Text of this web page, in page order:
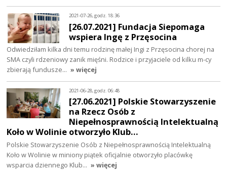
2021-07-26, godz. 18:36
[26.07.2021] Fundacja Siepomaga
wspiera Ingę z Przęsocina
Odwiedziłam kilka dni temu rodzinę małej Ingi z Przęsocina chorej na
SMA czyli rdzeniowy zanik mięśni. Rodzice i przyjaciele od kilku m-cy
zbierają fundusze… » więcej
2021-06-28, godz. 06:48
[27.06.2021] Polskie Stowarzyszenie
na Rzecz Osób z
Niepełnosprawnością Intelektualną
Koło w Wolinie otworzyło Klub…
Polskie Stowarzyszenie Osób z Niepełnosprawnością Intelektualną
Koło w Wolinie w miniony piątek oficjalnie otworzyło placówkę
wsparcia dziennego Klub… » więcej